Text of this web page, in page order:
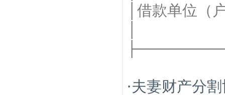
│借款单
·夫妻财产分